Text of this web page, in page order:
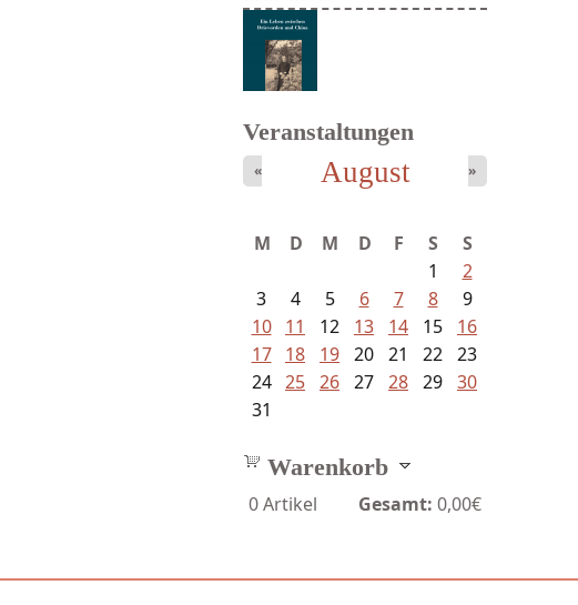
und...
Meinhold, Gottfried -
Lachverbot...
Veranstaltungen
August
« »
M D M D F S
S
1
2
3
4 5 6 7 8
9
10
11 12 13 14 15
16
17
18 19 20 21 22 23
24 25 26 27 28 29 30
31
Warenkorb
0Artikel Gesamt: 0,00€